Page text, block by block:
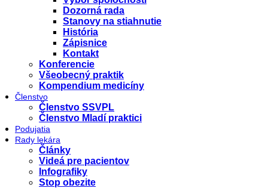
Dozorná rada
Stanovy na stiahnutie
História
Zápisnice
Kontakt
Konferencie
Všeobecný praktik
Kompendium medicíny
Členstvo
Členstvo SSVPL
Členstvo Mladí praktici
Podujatia
Rady lekára
Články
Videá pre pacientov
Infografiky
Stop obezite